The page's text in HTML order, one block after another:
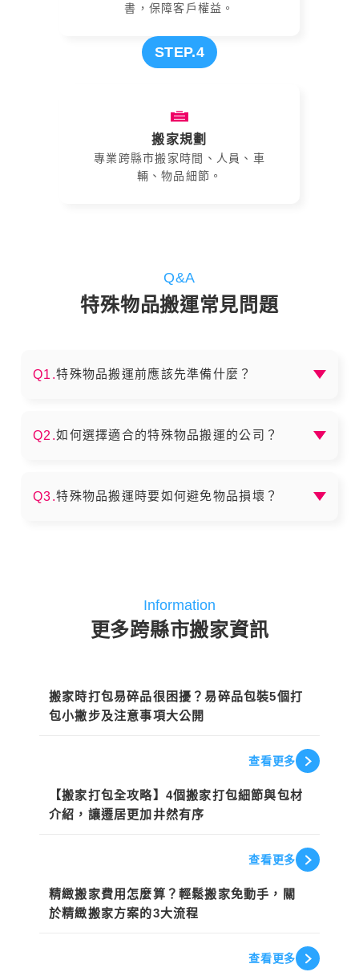
書，保障客戶權益。
STEP.4
搬家規劃
專業跨縣市搬家時間、人員、車
輛、物品細節。
Q&A
特殊物品搬運常見問題
Q1.特殊物品搬運前應該先準備什麼？
處理水電瓦斯過戶及地址變更。清點重要文件、貴重
Q2.如何選擇適合的特殊物品搬運的公司？
供合約、價格透明的公司，並避免選擇價格低得不合
Q3.特殊物品搬運時要如何避免物品損壞？
Information
更多跨縣市搬家資訊
搬家知識
搬家時打包易碎品很困擾？易碎品包裝5個打
包小撇步及注意事項大公開
查看更多
搬家知識
【搬家打包全攻略】4個搬家打包細節與包材
介紹，讓遷居更加井然有序
查看更多
搬家知識
精緻搬家費用怎麼算？輕鬆搬家免動手，關
於精緻搬家方案的3大流程
查看更多